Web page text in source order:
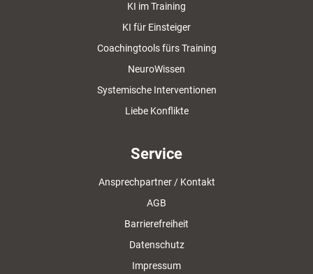
KI im Training
KI für Einsteiger
Coachingtools fürs Training
NeuroWissen
Systemische Interventionen
Liebe Konflikte
Service
Ansprechpartner / Kontakt
AGB
Barrierefreiheit
Datenschutz
Impressum